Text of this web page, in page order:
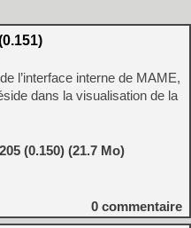
l’interface interne de MAME,
dans la visualisation de la
(0.150) (21.7 Mo)
0 commentaire